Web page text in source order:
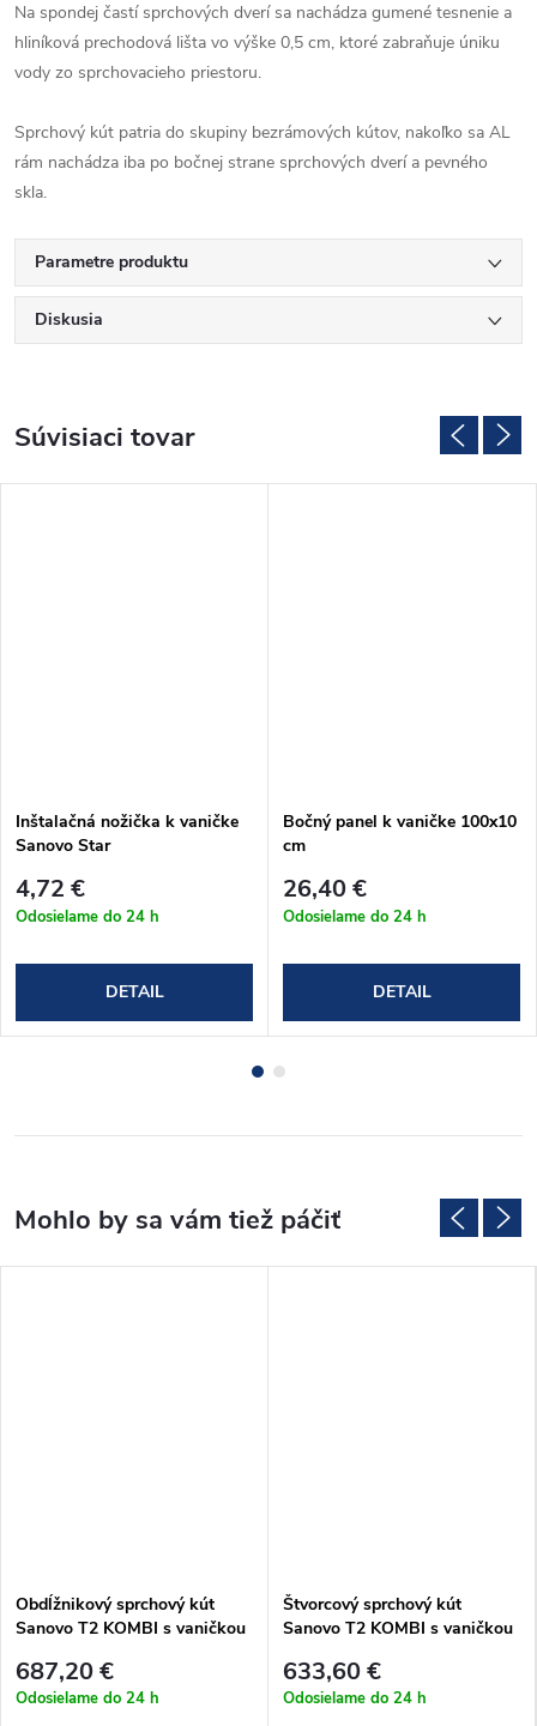
Na spondej častí sprchových dverí sa nachádza gumené tesnenie a
hliníková prechodová lišta vo výške 0,5 cm, ktoré zabraňuje úniku
vody zo sprchovacieho priestoru.
Sprchový kút patria do skupiny bezrámových kútov, nakoľko sa AL
rám nachádza iba po bočnej strane sprchových dverí a pevného
skla.
Parametre produktu
Diskusia
Súvisiaci tovar
Inštalačná nožička k vaničke
Sanovo Star
4,72 €
Odosielame do 24 h
DETAIL
Bočný panel k vaničke 100x10
cm
26,40 €
Odosielame do 24 h
DETAIL
Obdĺžnikový sprchový kút
Sanovo T2 KOMBI s vaničkou
(T2K_10080CLMS10080)
687,20 €
Odosielame do 24 h
Štvorcový sprchový kút
Sanovo T2 KOMBI s vaničkou
(T2K_8080CLMS80)
633,60 €
Odosielame do 24 h